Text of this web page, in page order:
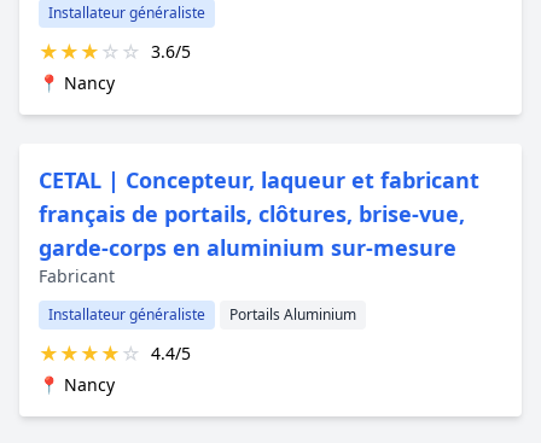
Installateur généraliste
★★★☆☆ 3.6/5
📍 Nancy
CETAL | Concepteur, laqueur et fabricant
français de portails, clôtures, brise-vue,
garde-corps en aluminium sur-mesure
Fabricant
Installateur généraliste Portails Aluminium
★★★★☆ 4.4/5
📍 Nancy